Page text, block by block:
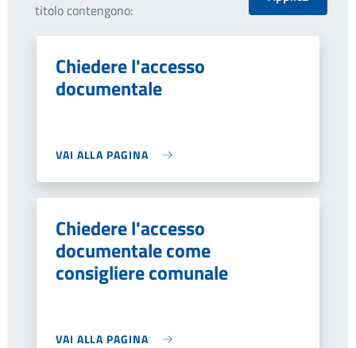
titolo contengono:
Chiedere l'accesso
documentale
VAI ALLA PAGINA
Chiedere l'accesso
documentale come
consigliere comunale
VAI ALLA PAGINA